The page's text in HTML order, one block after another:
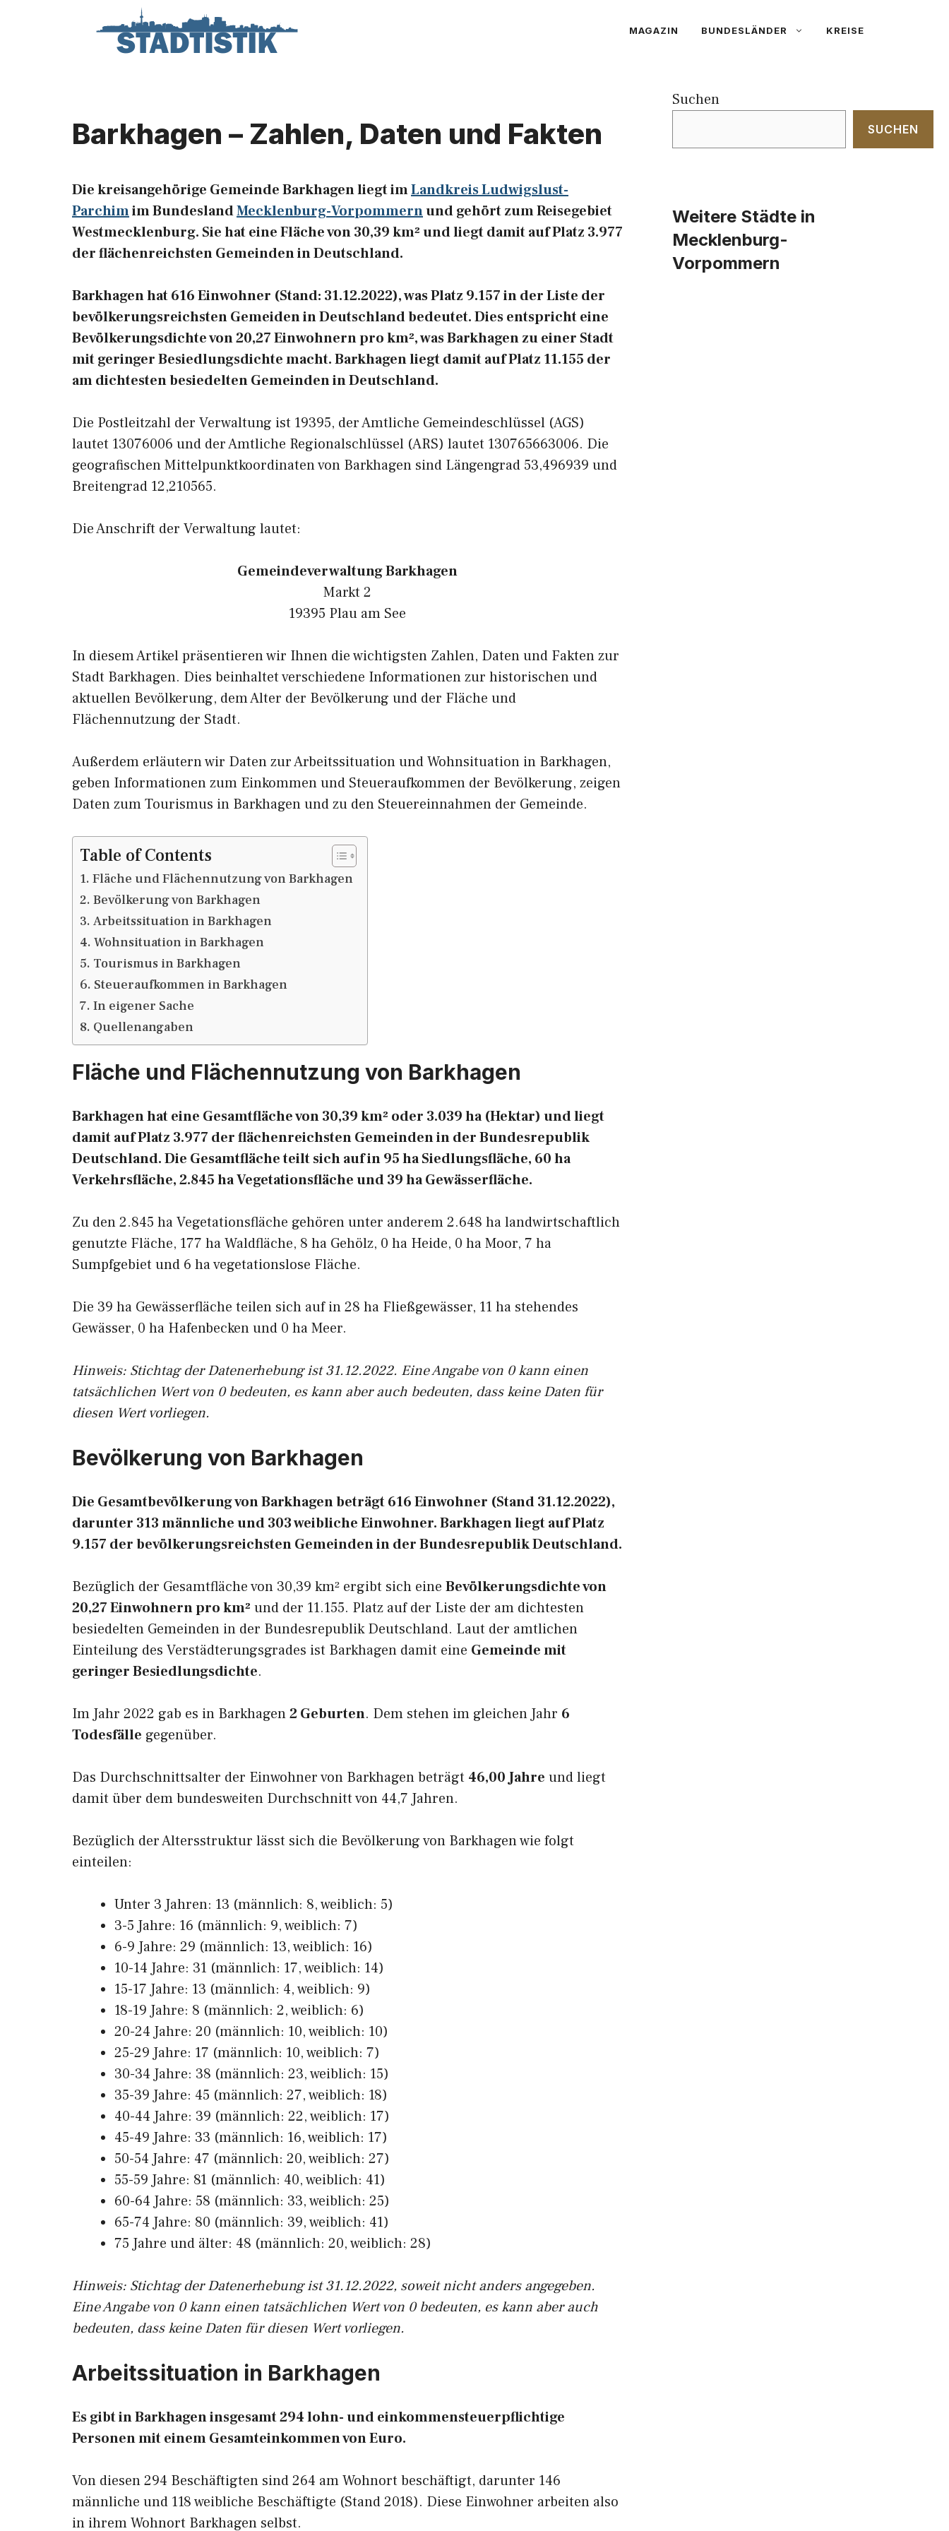
MAGAZIN BUNDESLÄNDER KREISE
Barkhagen – Zahlen, Daten und Fakten
Die kreisangehörige Gemeinde Barkhagen liegt imLandkreis Ludwigslust-
Parchimim BundeslandMecklenburg-Vorpommernund gehört zum Reisegebiet
Westmecklenburg. Sie hat eine Fläche von 30,39 km² und liegt damit auf Platz 3.977
der flächenreichsten Gemeinden in Deutschland.
Barkhagen hat 616 Einwohner (Stand: 31.12.2022), was Platz 9.157 in der Liste der
bevölkerungsreichsten Gemeiden in Deutschland bedeutet. Dies entspricht eine
Bevölkerungsdichte von 20,27 Einwohnern pro km², was Barkhagen zu einer Stadt
mit geringer Besiedlungsdichte macht. Barkhagen liegt damit auf Platz 11.155 der
am dichtesten besiedelten Gemeinden in Deutschland.
Die Postleitzahl der Verwaltung ist 19395, der Amtliche Gemeindeschlüssel (AGS)
lautet 13076006 und der Amtliche Regionalschlüssel (ARS) lautet 130765663006. Die
geografischen Mittelpunktkoordinaten von Barkhagen sind Längengrad 53,496939 und
Breitengrad 12,210565.
Die Anschrift der Verwaltung lautet:
Gemeindeverwaltung Barkhagen
Markt 2
19395 Plau am See
In diesem Artikel präsentieren wir Ihnen die wichtigsten Zahlen, Daten und Fakten zur
Stadt Barkhagen. Dies beinhaltet verschiedene Informationen zur historischen und
aktuellen Bevölkerung, dem Alter der Bevölkerung und der Fläche und
Flächennutzung der Stadt.
Außerdem erläutern wir Daten zur Arbeitssituation und Wohnsituation in Barkhagen,
geben Informationen zum Einkommen und Steueraufkommen der Bevölkerung, zeigen
Daten zum Tourismus in Barkhagen und zu den Steuereinnahmen der Gemeinde.
Table of Contents
Fläche und Flächennutzung von Barkhagen
Bevölkerung von Barkhagen
Arbeitssituation in Barkhagen
Wohnsituation in Barkhagen
Tourismus in Barkhagen
Steueraufkommen in Barkhagen
In eigener Sache
Quellenangaben
Fläche und Flächennutzung von Barkhagen
Barkhagen hat eine Gesamtfläche von 30,39 km² oder 3.039 ha (Hektar) und liegt
damit auf Platz 3.977 der flächenreichsten Gemeinden in der Bundesrepublik
Deutschland. Die Gesamtfläche teilt sich auf in 95 ha Siedlungsfläche, 60 ha
Verkehrsfläche, 2.845 ha Vegetationsfläche und 39 ha Gewässerfläche.
Zu den 2.845 ha Vegetationsfläche gehören unter anderem 2.648 ha landwirtschaftlich
genutzte Fläche, 177 ha Waldfläche, 8 ha Gehölz, 0 ha Heide, 0 ha Moor, 7 ha
Sumpfgebiet und 6 ha vegetationslose Fläche.
Die 39 ha Gewässerfläche teilen sich auf in 28 ha Fließgewässer, 11 ha stehendes
Gewässer, 0 ha Hafenbecken und 0 ha Meer.
Hinweis: Stichtag der Datenerhebung ist 31.12.2022. Eine Angabe von 0 kann einen
tatsächlichen Wert von 0 bedeuten, es kann aber auch bedeuten, dass keine Daten für
diesen Wert vorliegen.
Bevölkerung von Barkhagen
Die Gesamtbevölkerung von Barkhagen beträgt 616 Einwohner (Stand 31.12.2022),
darunter 313 männliche und 303 weibliche Einwohner. Barkhagen liegt auf Platz
9.157 der bevölkerungsreichsten Gemeinden in der Bundesrepublik Deutschland.
Bezüglich der Gesamtfläche von 30,39 km² ergibt sich eine Bevölkerungsdichte von
20,27 Einwohnern pro km² und der 11.155. Platz auf der Liste der am dichtesten
besiedelten Gemeinden in der Bundesrepublik Deutschland. Laut der amtlichen
Einteilung des Verstädterungsgrades ist Barkhagen damit eine Gemeinde mit
geringer Besiedlungsdichte.
Im Jahr 2022 gab es in Barkhagen2 Geburten. Dem stehen im gleichen Jahr 6
Todesfälle gegenüber.
Das Durchschnittsalter der Einwohner von Barkhagen beträgt 46,00 Jahre und liegt
damit über dem bundesweiten Durchschnitt von 44,7 Jahren.
Bezüglich der Altersstruktur lässt sich die Bevölkerung von Barkhagen wie folgt
einteilen:
Unter 3 Jahren: 13 (männlich: 8, weiblich: 5)
3-5 Jahre: 16 (männlich: 9, weiblich: 7)
6-9 Jahre: 29 (männlich: 13, weiblich: 16)
10-14 Jahre: 31 (männlich: 17, weiblich: 14)
15-17 Jahre: 13 (männlich: 4, weiblich: 9)
18-19 Jahre: 8 (männlich: 2, weiblich: 6)
20-24 Jahre: 20 (männlich: 10, weiblich: 10)
25-29 Jahre: 17 (männlich: 10, weiblich: 7)
30-34 Jahre: 38 (männlich: 23, weiblich: 15)
35-39 Jahre: 45 (männlich: 27, weiblich: 18)
40-44 Jahre: 39 (männlich: 22, weiblich: 17)
45-49 Jahre: 33 (männlich: 16, weiblich: 17)
50-54 Jahre: 47 (männlich: 20, weiblich: 27)
55-59 Jahre: 81 (männlich: 40, weiblich: 41)
60-64 Jahre: 58 (männlich: 33, weiblich: 25)
65-74 Jahre: 80 (männlich: 39, weiblich: 41)
75 Jahre und älter: 48 (männlich: 20, weiblich: 28)
Hinweis: Stichtag der Datenerhebung ist 31.12.2022, soweit nicht anders angegeben.
Eine Angabe von 0 kann einen tatsächlichen Wert von 0 bedeuten, es kann aber auch
bedeuten, dass keine Daten für diesen Wert vorliegen.
Arbeitssituation in Barkhagen
Es gibt in Barkhagen insgesamt 294 lohn- und einkommensteuerpflichtige
Personen mit einem Gesamteinkommen von Euro.
Von diesen 294 Beschäftigten sind 264 am Wohnort beschäftigt, darunter 146
männliche und 118 weibliche Beschäftigte (Stand 2018). Diese Einwohner arbeiten also
in ihrem Wohnort Barkhagen selbst.
Suchen
SUCHEN
Weitere Städte in
Mecklenburg-
Vorpommern